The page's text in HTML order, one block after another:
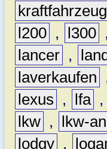
kraftfahrzeug
l200 , l300 ,
lancer , land
laverkaufen
lexus
, lfa ,
lkw , lkw-
lodgy ,